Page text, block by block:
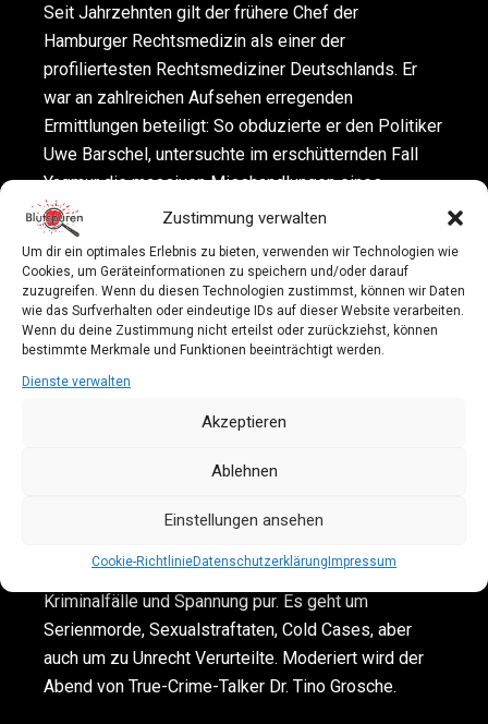
Zustimmung verwalten
Um dir ein optimales Erlebnis zu bieten, verwenden wir Technologien wie
Cookies, um Geräteinformationen zu speichern und/oder darauf
zuzugreifen. Wenn du diesen Technologien zustimmst, können wir Daten
wie das Surfverhalten oder eindeutige IDs auf dieser Website verarbeiten.
Wenn du deine Zustimmung nicht erteilst oder zurückziehst, können
bestimmte Merkmale und Funktionen beeinträchtigt werden.
Dienste verwalten
Akzeptieren
Ablehnen
Einstellungen ansehen
Cookie-RichtlinieDatenschutzerklärungImpressum
Seit Jahrzehnten gilt der frühere Chef der
Hamburger Rechtsmedizin als einer der
profiliertesten Rechtsmediziner Deutschlands. Er
war an zahlreichen Aufsehen erregenden
Ermittlungen beteiligt: So obduzierte er den Politiker
Uwe Barschel, untersuchte im erschütternden Fall
Yagmur die massiven Misshandlungen eines
dreijährigen Mädchens und wirkte an der
Wiederaufnahme des sogenannten „Badewannen-
Falls“ um Manfred Genditzki mit, der schließlich nach
über 13 Jahren unschuldig verbüßter Haft
freigesprochen wurde. Darüber hinaus war er
Gutachter im Kachelmann-Prozess, untersuchte den
Leichnam des Reemtsma-Entführers, war im
berichtet von außergewöhnlichen Fällen.
nachgestellt, Todesursachen bestimmt und Täter
verspricht tiefschürfende Einblicke in wahre
Kriminalfälle und Spannung pur. Es geht um
Serienmorde, Sexualstraftaten, Cold Cases, aber
auch um zu Unrecht Verurteilte. Moderiert wird der
Abend von True-Crime-Talker Dr. Tino Grosche.